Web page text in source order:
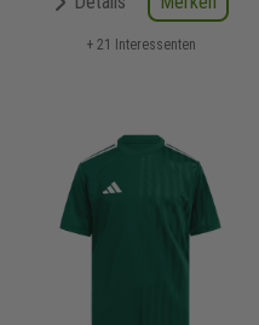
+ 21 Interessenten